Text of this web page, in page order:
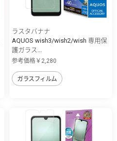
ラスタバナナ
AQUOS wish3/wish2/wish 専用保
護ガラス...
参考価格￥2,280
ガラスフィルム